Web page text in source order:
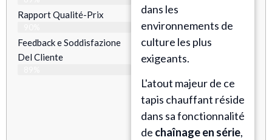
Rapport Qualité-Prix
Feedback e Soddisfazione
Del Cliente
dans les
environnements de
culture les plus
exigeants.
L'atout majeur de ce
tapis chauffant réside
dans sa fonctionnalité
de chaînage en série,